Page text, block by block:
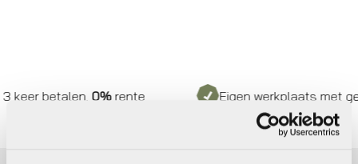
betalen,0%rente Eigen werkplaats met